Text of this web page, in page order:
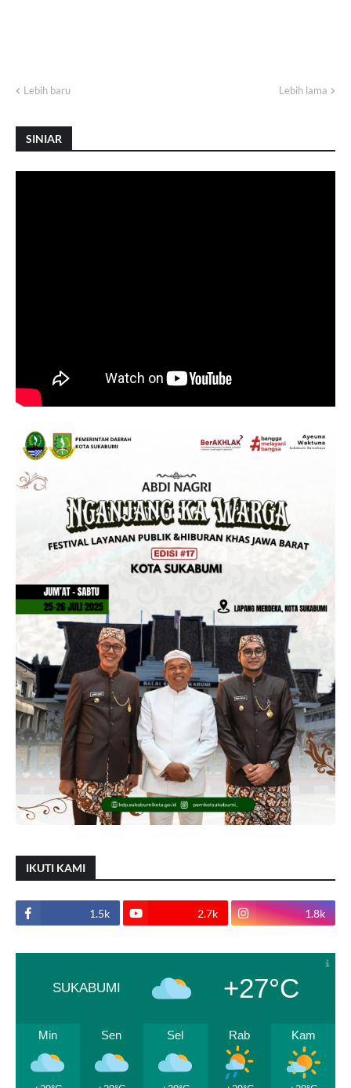
Lebih baru Lebih lama
SINIAR
IKUTI KAMI
1.5k 2.7k 1.8k
SUKABUMI +27°C
Min Sen Sel Rab Kam